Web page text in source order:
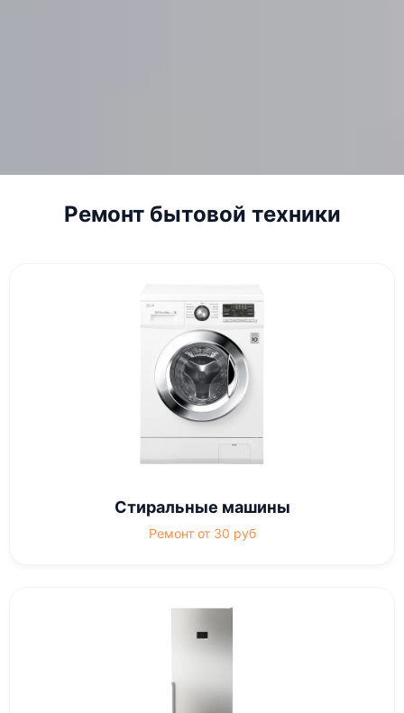
Ремонт бытовой техники
Стиральные машины
Ремонт от 30 руб